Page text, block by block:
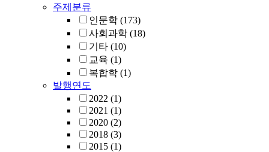
주제분류
인문학 (173)
사회과학 (18)
기타 (10)
교육 (1)
복합학 (1)
발행연도
2022 (1)
2021 (1)
2020 (2)
2018 (3)
2015 (1)